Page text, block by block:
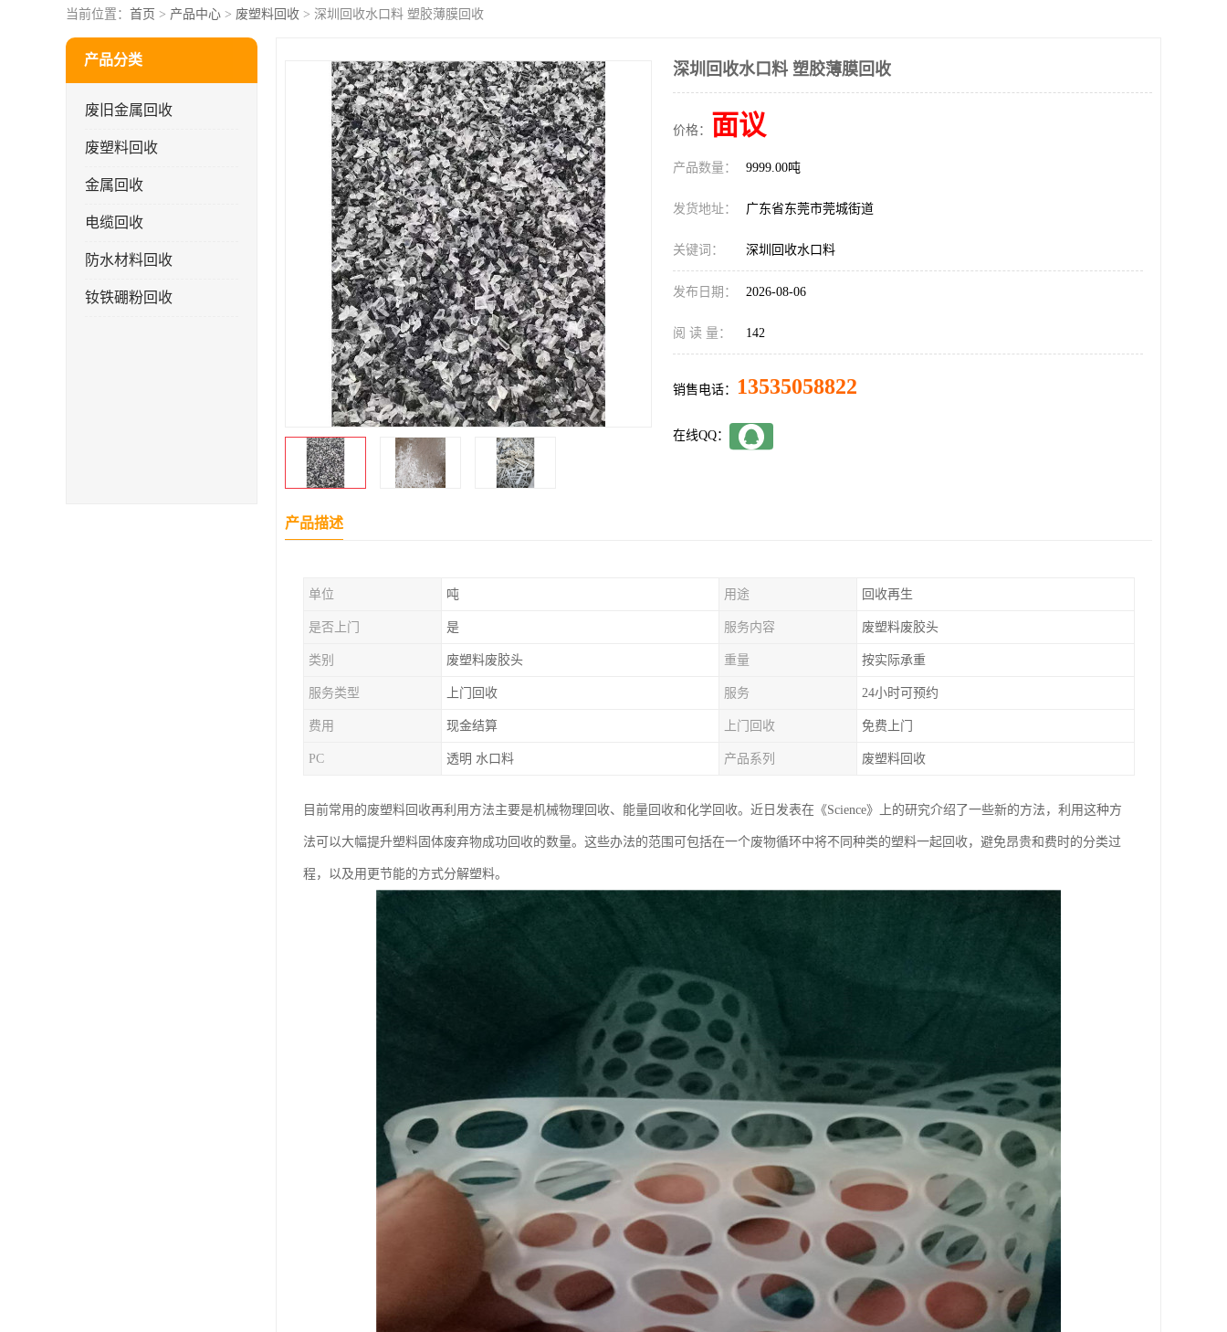
当前位置： 首页 > 产品中心 > 废塑料回收 > 深圳回收水口料 塑胶薄膜回收
产品分类
废旧金属回收
废塑料回收
金属回收
电缆回收
防水材料回收
钕铁硼粉回收
深圳回收水口料 塑胶薄膜回收
价格： 面议
产品数量： 9999.00吨
发货地址： 广东省东莞市莞城街道
关键词： 深圳回收水口料
发布日期： 2026-08-06
阅 读 量： 142
销售电话： 13535058822
在线QQ：
产品描述
单位 吨 用途 回收再生
是否上门 是 服务内容 废塑料废胶头
类别 废塑料废胶头 重量 按实际承重
服务类型 上门回收 服务 24小时可预约
费用 现金结算 上门回收 免费上门
PC 透明 水口料 产品系列 废塑料回收
目前常用的废塑料回收再利用方法主要是机械物理回收、能量回收和化学回收。近日发表在《Science》上的研究介绍了一些新的方法，利用这种方
法可以大幅提升塑料固体废弃物成功回收的数量。这些办法的范围可包括在一个废物循环中将不同种类的塑料一起回收，避免昂贵和费时的分类过
程，以及用更节能的方式分解塑料。